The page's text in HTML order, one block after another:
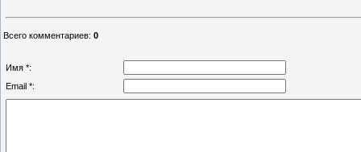
Всего комментариев: 0
Имя *:
Email *: